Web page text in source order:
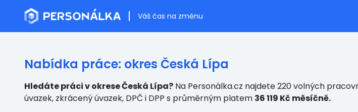
Váš čas na změnu
Nabídka práce: okres Česká Lípa
Hledáte práci v okrese Česká Lípa? Na Personálka.cz najdete 220 volných
úvazek, zkrácený úvazek, DPČ i DPP s průměrným platem 36 119 Kč měsíčně.